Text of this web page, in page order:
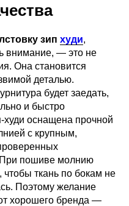
зип худи,
внимание, — это не
Она становится
деталью.
будет заедать,
и быстро
худи оснащена прочной
с крупным,
При пошиве молнию
чтобы ткань по бокам не
Поэтому желание
хорошего бренда —